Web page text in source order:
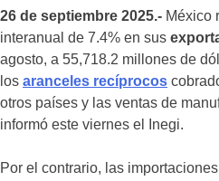
26 de septiembre 2025.- México
interanual de 7.4% en sus
agosto, a 55,718.2 millones de
los aranceles recíprocos
otros países y las ventas de
informó este viernes el Inegi.
Por el contrario, las